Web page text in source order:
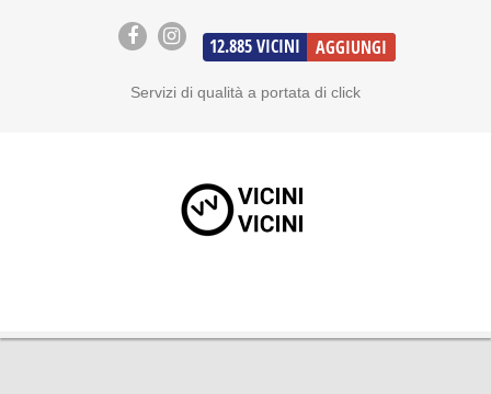
12.885 VICINI AGGIUNGI
Servizi di qualità a portata di click